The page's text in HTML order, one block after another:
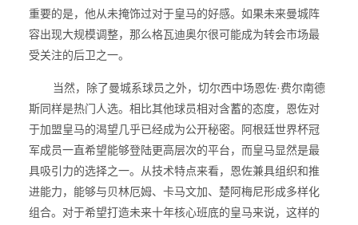
重要的是，他从未掩饰过对于皇马的好感。如果未来曼城阵
容出现大规模调整，那么格瓦迪奥尔很可能成为转会市场最
受关注的后卫之一。
当然，除了曼城系球员之外，切尔西中场恩佐·费尔南德
斯同样是热门人选。相比其他球员相对含蓄的态度，恩佐对
于加盟皇马的渴望几乎已经成为公开秘密。阿根廷世界杯冠
军成员一直希望能够登陆更高层次的平台，而皇马显然是最
具吸引力的选择之一。从技术特点来看，恩佐兼具组织和推
进能力，能够与贝林厄姆、卡马文加、楚阿梅尼形成多样化
组合。对于希望打造未来十年核心班底的皇马来说，这样的